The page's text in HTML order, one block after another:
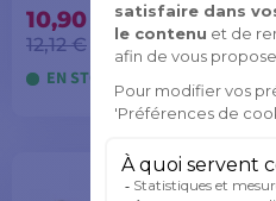
10,90 €
12,12 €
-10%
EN STOCK SOUS 8 À 10 JOURS
VOIR LES MODÈLES